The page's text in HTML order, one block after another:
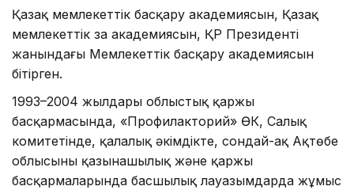
Қазақ мемлекеттік басқару академиясын, Қазақ
мемлекеттік заң академиясын, ҚР Президенті
жанындағы Мемлекеттік басқару академиясын
бітірген.
1993–2004 жылдары облыстық қаржы
басқармасында, «Профилакторий» ӨК, Салық
комитетінде, қалалық әкімдікте, сондай-ақ Ақтөбе
облысының қазынашылық және қаржы
басқармаларында басшылық лауазымдарда жұмыс